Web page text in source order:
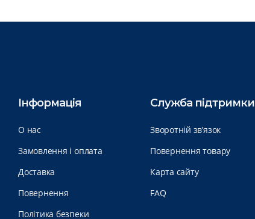
Інформація
О нас
Замовлення і оплата
Доставка
Повернення
Політика безпеки
Служба підтримки
Зворотній зв’язок
Повернення товару
Карта сайту
FAQ